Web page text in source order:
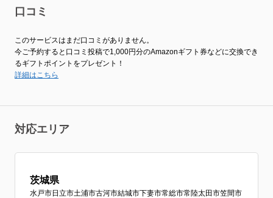
口コミ
このサービスはまだ口コミがありません。
今ご予約すると口コミ投稿で1,000円分のAmazonギフト券などに交換でき
るギフトポイントをプレゼント！
詳細はこちら
対応エリア
茨城県
水戸市日立市土浦市古河市結城市下妻市常総市常陸太田市笠間市